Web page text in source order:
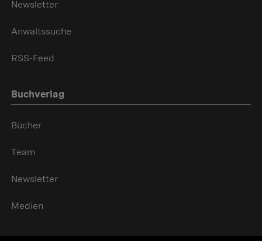
Newsletter
Anwaltssuche
RSS-Feed
Buchverlag
Bücher
Team
Newsletter
Medien